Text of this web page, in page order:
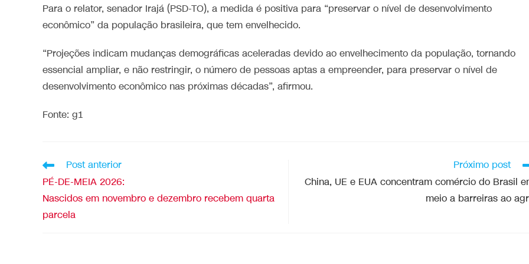
Para o relator, senador Irajá (PSD-TO), a medida é positiva para “preservar o nível de desenvolvimento
econômico” da população brasileira, que tem envelhecido.
“Projeções indicam mudanças demográficas aceleradas devido ao envelhecimento da população, tornando
essencial ampliar, e não restringir, o número de pessoas aptas a empreender, para preservar o nível de
desenvolvimento econômico nas próximas décadas”, afirmou.
Fonte: g1
Post anterior
PÉ-DE-MEIA 2026:
Nascidos em novembro e dezembro recebem quarta
parcela
Próximo post
China, UE e EUA concentram comércio do Brasil
meio a barreiras ao